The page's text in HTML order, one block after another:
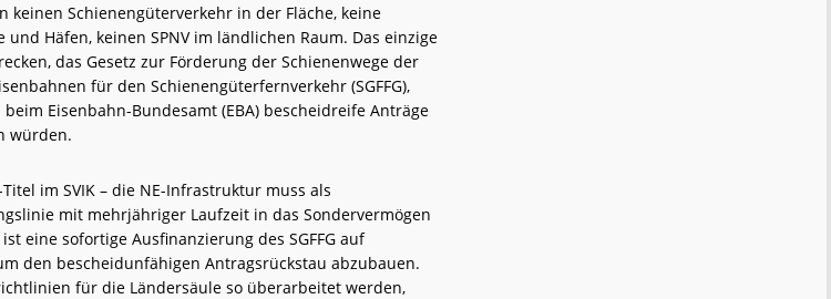
keinen Schienengüterverkehr in der Fläche, keine
Häfen, keinen SPNV im ländlichen Raum. Das einzige
das Gesetz zur Förderung der Schienenwege der
für den Schienengüterfernverkehr (SGFFG),
Eisenbahn-Bundesamt (EBA) bescheidreife Anträge
würden.
im SVIK – die NE-Infrastruktur muss als
mit mehrjähriger Laufzeit in das Sondervermögen
eine sofortige Ausfinanzierung des SGFFG auf
den bescheidunfähigen Antragsrückstau abzubauen.
für die Ländersäule so überarbeitet werden,